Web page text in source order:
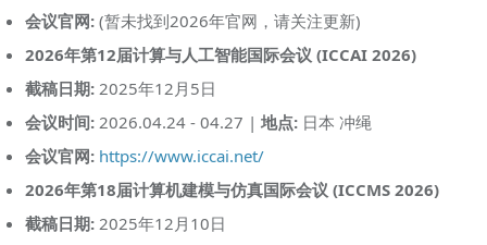
会议官网:(暂未找到2026年官网，请关注更新)
2026年第12届计算与人工智能国际会议 (ICCAI 2026)
截稿日期:2025年12月5日
会议时间:2026.04.24 - 04.27 | 地点:日本 冲绳
会议官网: https://www.iccai.net/
2026年第18届计算机建模与仿真国际会议 (ICCMS 2026)
截稿日期:2025年12月10日